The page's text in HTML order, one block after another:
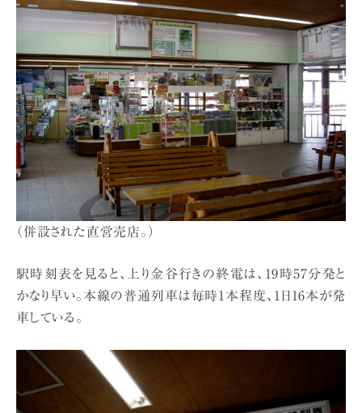
（併設された直営売店。）
駅時刻表を見ると、上り金谷行きの終電は、19時57分発と
かなり早い。本線の普通列車は毎時1本程度、1日16本が発
車している。